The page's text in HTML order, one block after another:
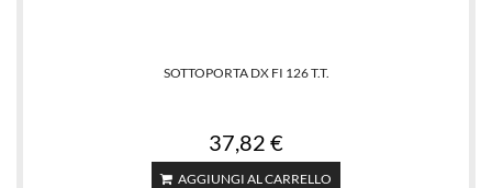
SOTTOPORTA DX FI 126 T.T.
37,82 €
AGGIUNGI AL CARRELLO